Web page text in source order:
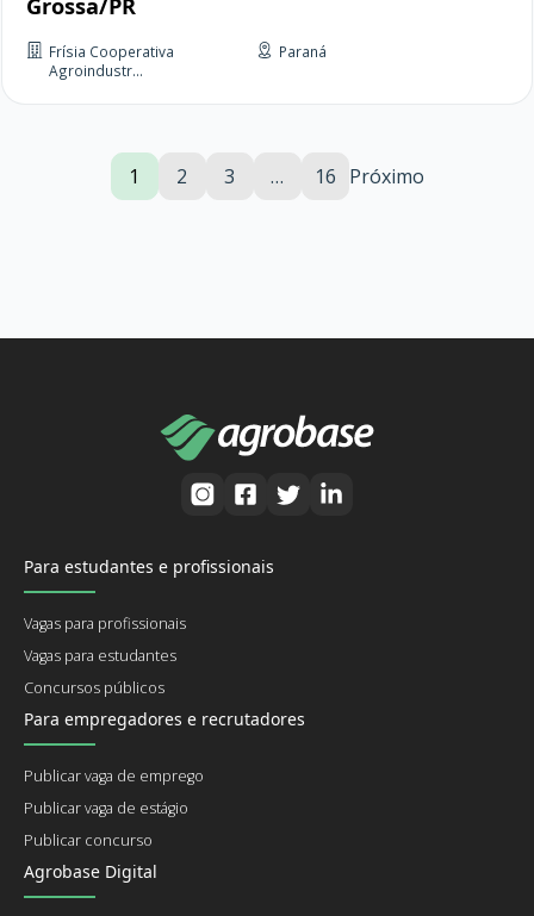
Grossa/PR
Frísia Cooperativa
Agroindustr...
Paraná
1 2 3 … 16 Próximo
Para estudantes e profissionais
Vagas para profissionais
Vagas para estudantes
Concursos públicos
Para empregadores e recrutadores
Publicar vaga de emprego
Publicar vaga de estágio
Publicar concurso
Agrobase Digital